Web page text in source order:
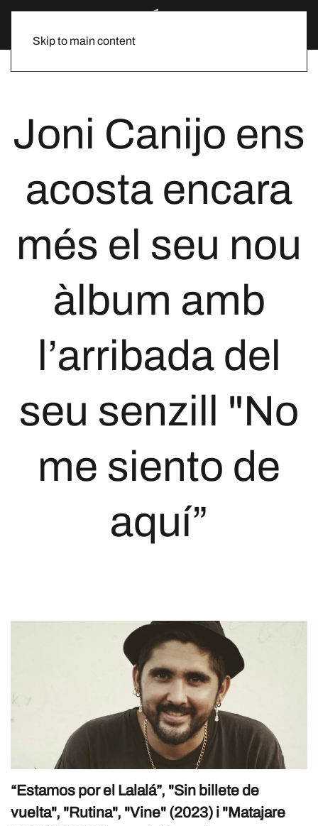
Skip to main content
Joni Canijo ens
acosta encara
més el seu nou
àlbum amb
l’arribada del
seu senzill "No
me siento de
aquí”
“Estamos por el Lalalá”, "Sin billete de
vuelta", "Rutina", "Vine" (2023) i "Matajare